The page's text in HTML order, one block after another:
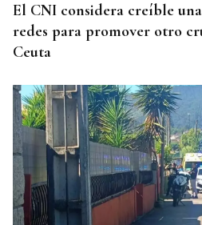
El CNI considera creíble
redes para promover otro
Ceuta